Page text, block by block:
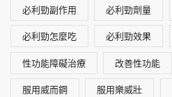
必利勁副作用 必利勁劑量
必利勁怎麼吃 必利勁效果
性功能障礙治療 改善性功能
服用威而鋼 服用樂威壯